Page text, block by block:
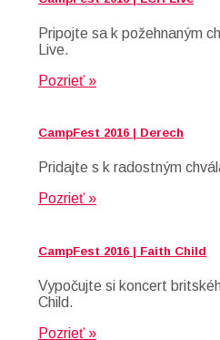
Pripojte sa k požehnaným
Live.
Pozrieť »
CampFest 2016 | Derech
Pridajte s k radostným
Pozrieť »
CampFest 2016 | Faith Child
Vypočujte si koncert
Child.
Pozrieť »